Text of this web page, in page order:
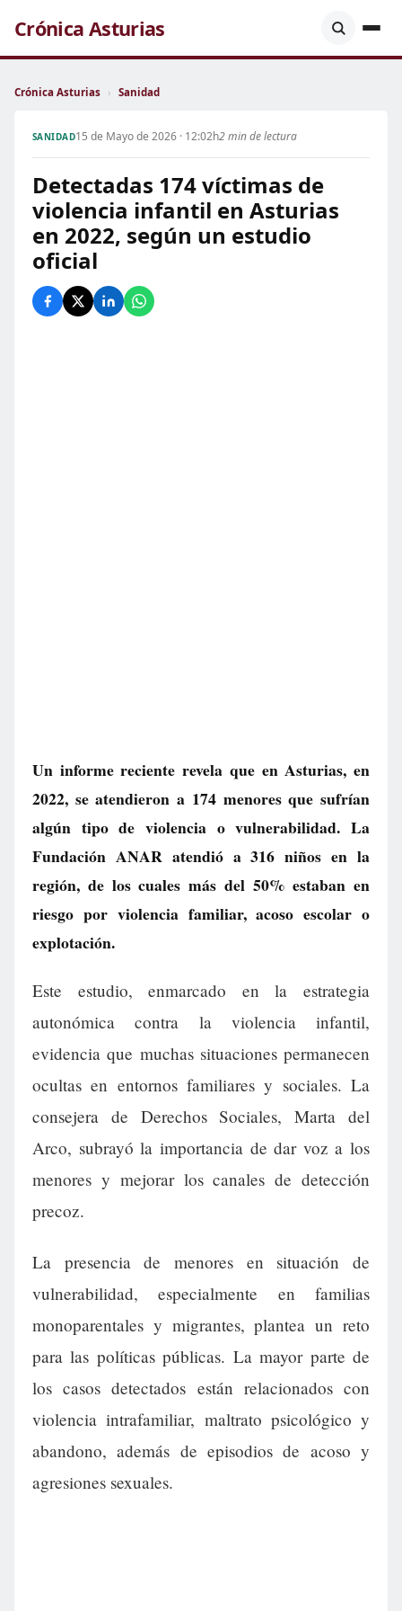
Crónica Asturias
Crónica Asturias › Sanidad
SANIDAD15 de Mayo de 2026 · 12:02h2 min de lectura
Detectadas 174 víctimas de
violencia infantil en Asturias
en 2022, según un estudio
oficial
Un informe reciente revela que en Asturias, en
2022, se atendieron a 174 menores que sufrían
algún tipo de violencia o vulnerabilidad. La
Fundación ANAR atendió a 316 niños en la
región, de los cuales más del 50% estaban en
riesgo por violencia familiar, acoso escolar o
explotación.
Este estudio, enmarcado en la estrategia
autonómica contra la violencia infantil,
evidencia que muchas situaciones permanecen
ocultas en entornos familiares y sociales. La
consejera de Derechos Sociales, Marta del
Arco, subrayó la importancia de dar voz a los
menores y mejorar los canales de detección
precoz.
La presencia de menores en situación de
vulnerabilidad, especialmente en familias
monoparentales y migrantes, plantea un reto
para las políticas públicas. La mayor parte de
los casos detectados están relacionados con
violencia intrafamiliar, maltrato psicológico y
abandono, además de episodios de acoso y
agresiones sexuales.